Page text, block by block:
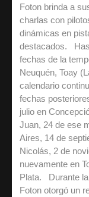
Foton brinda a
charlas con
dinámicas en
destacados.
fechas de la
Neuquén, Toay
calendario
fechas
julio en
Juan, 24 de ese
Aires, 14 de
Nicolás, 2 de
nuevamente en
Plata. Durante la
Foton otorgó un